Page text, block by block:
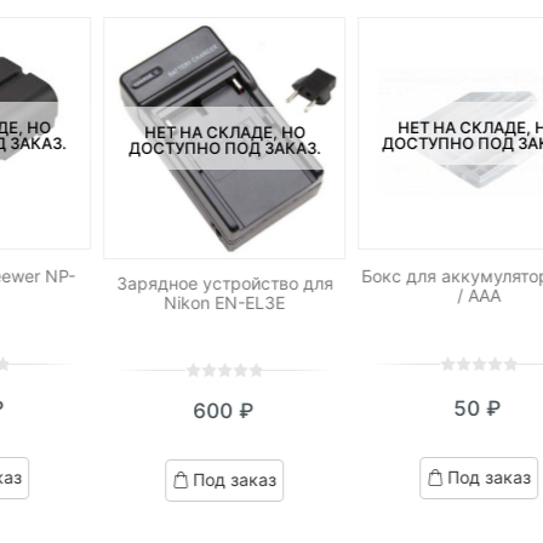
НО
ЗАКАЗ.
NP-
НЕТ НА СКЛАДЕ, НО
ДОСТУПНО ПОД ЗАКАЗ.
Зарядное устройство для
Nikon EN-EL3E
out
based
on
customer
600₽
Под заказ
НЕТ НА СКЛАДЕ,
ДОСТУПНО ПОД
Бокс для
/ AAA
out
based
on
customer
50₽
Под заказ